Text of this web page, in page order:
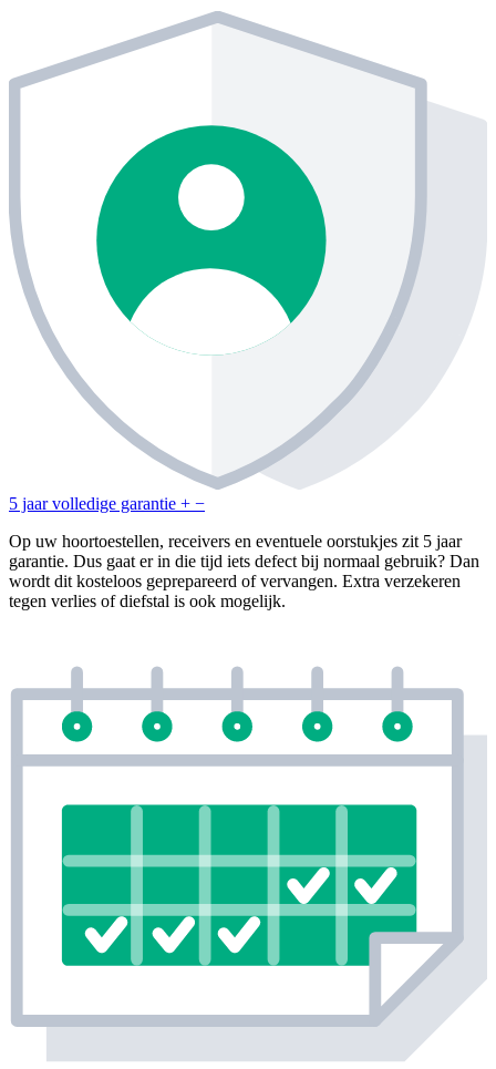
5 jaar volledige garantie + −
Op uw hoortoestellen, receivers en eventuele oorstukjes zit 5 jaar
garantie. Dus gaat er in die tijd iets defect bij normaal gebruik? Dan
wordt dit kosteloos geprepareerd of vervangen. Extra verzekeren
tegen verlies of diefstal is ook mogelijk.